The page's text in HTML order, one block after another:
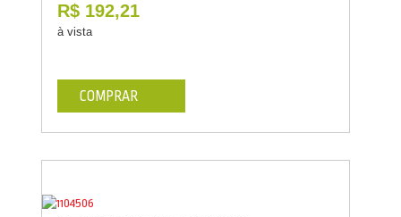
R$ 192,21
à vista
COMPRAR